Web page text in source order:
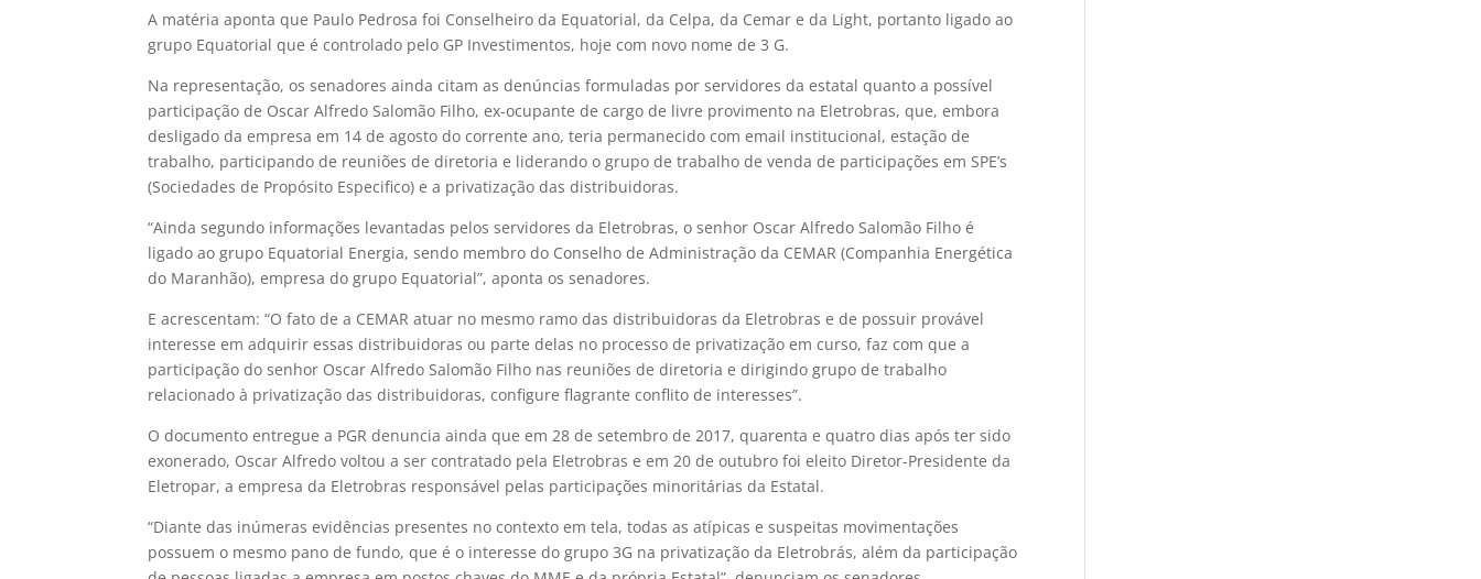
A matéria aponta que Paulo Pedrosa foi Conselheiro da Equatorial, da Celpa, da Cemar e da Light, portanto ligado ao
grupo Equatorial que é controlado pelo GP Investimentos, hoje com novo nome de 3 G.
Na representação, os senadores ainda citam as denúncias formuladas por servidores da estatal quanto a possível
participação de Oscar Alfredo Salomão Filho, ex-ocupante de cargo de livre provimento na Eletrobras, que, embora
desligado da empresa em 14 de agosto do corrente ano, teria permanecido com email institucional, estação de
trabalho, participando de reuniões de diretoria e liderando o grupo de trabalho de venda de participações em SPE’s
(Sociedades de Propósito Especifico) e a privatização das distribuidoras.
“Ainda segundo informações levantadas pelos servidores da Eletrobras, o senhor Oscar Alfredo Salomão Filho é
ligado ao grupo Equatorial Energia, sendo membro do Conselho de Administração da CEMAR (Companhia Energética
do Maranhão), empresa do grupo Equatorial”, aponta os senadores.
E acrescentam: “O fato de a CEMAR atuar no mesmo ramo das distribuidoras da Eletrobras e de possuir provável
interesse em adquirir essas distribuidoras ou parte delas no processo de privatização em curso, faz com que a
participação do senhor Oscar Alfredo Salomão Filho nas reuniões de diretoria e dirigindo grupo de trabalho
relacionado à privatização das distribuidoras, configure flagrante conflito de interesses”.
O documento entregue a PGR denuncia ainda que em 28 de setembro de 2017, quarenta e quatro dias após ter sido
exonerado, Oscar Alfredo voltou a ser contratado pela Eletrobras e em 20 de outubro foi eleito Diretor-Presidente da
Eletropar, a empresa da Eletrobras responsável pelas participações minoritárias da Estatal.
“Diante das inúmeras evidências presentes no contexto em tela, todas as atípicas e suspeitas movimentações
possuem o mesmo pano de fundo, que é o interesse do grupo 3G na privatização da Eletrobrás, além da participação